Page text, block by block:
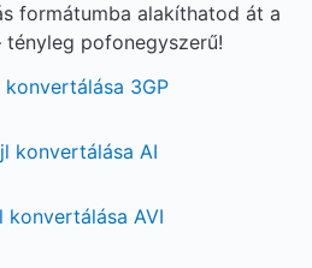
formátumba alakíthatod át a
tényleg pofonegyszerű!
konvertálása 3GP
konvertálása AI
konvertálása AVI